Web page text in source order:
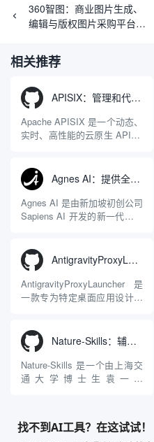
360智图：商业图片生成、
编辑与版权图片采购平台
相关推荐
APISIX：管理和代理API及大模型流量的高性能网关
Apache APISIX 是一个动态、
实时、高性能的云原生 API 网
LuaJIT 构建，并在 2019 年作
为顶级开源项目捐赠给
Apache 软件基金会。APISIX
彻底摒...
Agnes AI：提供全模态模型免费API、支持图文视频生成与复杂工程执行的智能体平台
Agnes AI 是由新加坡初创公司
Sapiens AI 开发的新一代多模
限制，提供集文本、图像、视
频生成于一体的“全模态”大模
型能力。平台的核心产品矩阵
包括主打自动化工作流的
AntigravityProxyLauncher：免TUN全局代理使用Antigravity IDE
AntigravityProxyLauncher 是
一款专为特定桌面应用设计的
Windows 平台。当用户使用桌
面版 Gemini 客户端或
Antigravity IDE ...
Nature-Skills：辅助撰写学术论文和绘制科研图表的智能体插件
Nature-Skills 是一个由上海交
通大学博士生袁一哲
合，专为顶级学术期刊（如
Nature、Science、Cell 等）
找不到AI工具？在这试试！